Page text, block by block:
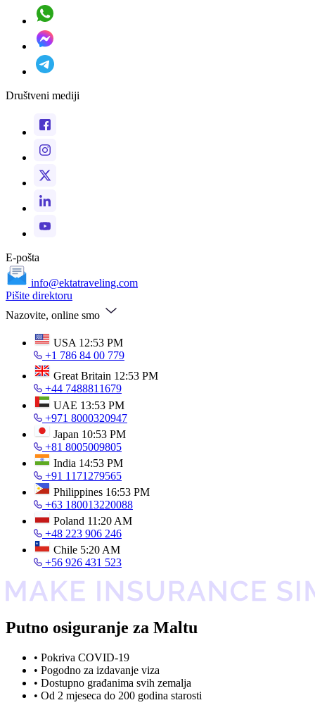
Društveni mediji
E-pošta
info@ektatraveling.com
Pišite direktoru
Nazovite, online smo
USA 12:53 PM
+1 786 84 00 779
Great Britain 12:53 PM
+44 7488811679
UAE 13:53 PM
+971 8000320947
Japan 10:53 PM
+81 8005009805
India 14:53 PM
+91 1171279565
Philippines 16:53 PM
+63 180013220088
Poland 11:20 AM
+48 223 906 246
Chile 5:20 AM
+56 926 431 523
Putno osiguranje za Maltu
• Pokriva COVID-19
• Pogodno za izdavanje viza
• Dostupno građanima svih zemalja
• Od 2 mjeseca do 200 godina starosti